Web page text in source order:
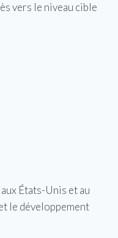
vers le niveau cible
États-Unis et au
le développement